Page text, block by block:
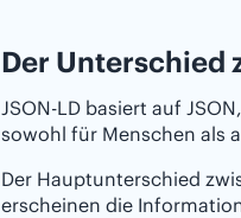
Der Unterschied
JSON-LD basiert auf
sowohl für Menschen als
Der Hauptunterschied
erscheinen die